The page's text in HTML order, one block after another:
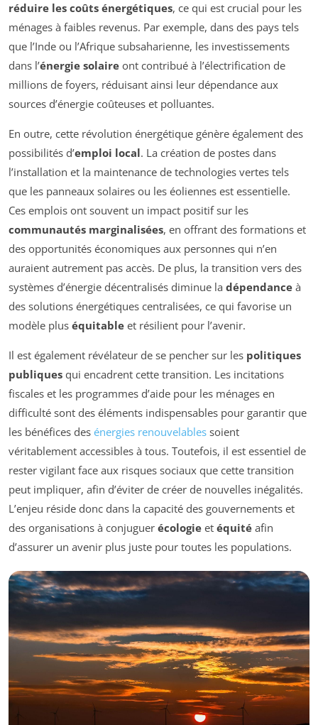
réduire les coûts énergétiques, ce qui est crucial pour les
ménages à faibles revenus. Par exemple, dans des pays tels
que l’Inde ou l’Afrique subsaharienne, les investissements
dans l’énergie solaire ont contribué à l’électrification de
millions de foyers, réduisant ainsi leur dépendance aux
sources d’énergie coûteuses et polluantes.
En outre, cette révolution énergétique génère également des
possibilités d’emploi local. La création de postes dans
l’installation et la maintenance de technologies vertes tels
que les panneaux solaires ou les éoliennes est essentielle.
Ces emplois ont souvent un impact positif sur les
communautés marginalisées, en offrant des formations et
des opportunités économiques aux personnes qui n’en
auraient autrement pas accès. De plus, la transition vers des
systèmes d’énergie décentralisés diminue la dépendance à
des solutions énergétiques centralisées, ce qui favorise un
modèle plus équitable et résilient pour l’avenir.
Il est également révélateur de se pencher sur les politiques
publiques qui encadrent cette transition. Les incitations
fiscales et les programmes d’aide pour les ménages en
difficulté sont des éléments indispensables pour garantir que
les bénéfices des énergies renouvelables soient
véritablement accessibles à tous. Toutefois, il est essentiel de
rester vigilant face aux risques sociaux que cette transition
peut impliquer, afin d’éviter de créer de nouvelles inégalités.
L’enjeu réside donc dans la capacité des gouvernements et
des organisations à conjuguer écologie et équité afin
d’assurer un avenir plus juste pour toutes les populations.